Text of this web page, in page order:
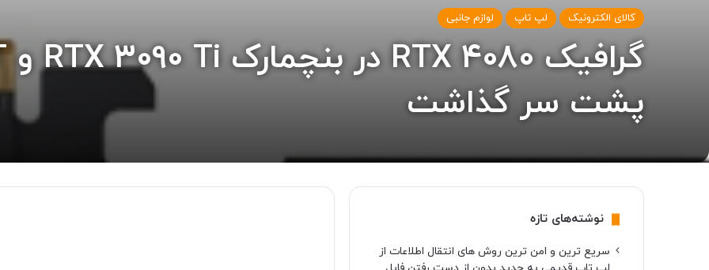
کالای الکترونیک لپ تاپ لوازم جانبی
پشت سر گذاشت
نوشته‌های تازه
سریع ترین و امن ترین روش های انتقال اطلاعات از